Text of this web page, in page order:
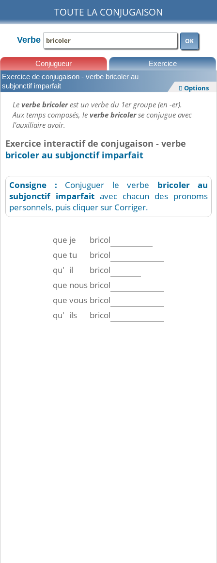
TOUTE LA CONJUGAISON
Verbe OK
Conjugueur Exercice
Leçons
Exercice de conjugaison - verbe bricoler au
subjonctif imparfait
 Options
Leverbe bricolerest un verbe du 1er groupe (en -er).
Aux temps composés, leverbe bricolerse conjugue avec
l'auxiliaire avoir.
Exercice interactif de conjugaison - verbe
bricoler au subjonctif imparfait
Consigne : Conjuguer le verbe bricoler
au
subjonctif imparfait avec chacun des pronoms
personnels, puis cliquer sur Corriger.
que je
bricol
que tu
bricol
qu' il
bricol
que nous bricol
que vous bricol
qu' ils bricol